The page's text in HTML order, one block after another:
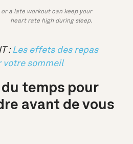
a late workout can keep your
heart rate high during sleep.
: Les effets des repas
votre sommeil
temps pour
avant de vous